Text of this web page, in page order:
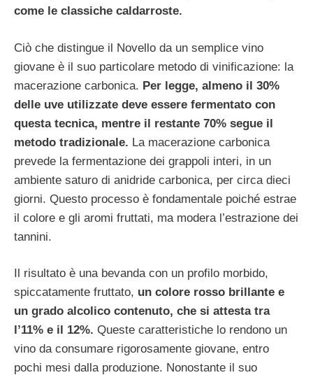
come le classiche caldarroste.
Ciò che distingue il Novello da un semplice vino
giovane è il suo particolare metodo di vinificazione: la
macerazione carbonica. Per legge, almeno il 30%
delle uve utilizzate deve essere fermentato con
questa tecnica, mentre il restante 70% segue il
metodo tradizionale. La macerazione carbonica
prevede la fermentazione dei grappoli interi, in un
ambiente saturo di anidride carbonica, per circa dieci
giorni. Questo processo è fondamentale poiché estrae
il colore e gli aromi fruttati, ma modera l’estrazione dei
tannini.
Il risultato è una bevanda con un profilo morbido,
spiccatamente fruttato, un colore rosso brillante e
un grado alcolico contenuto, che si attesta tra
l’11% e il 12%. Queste caratteristiche lo rendono un
vino da consumare rigorosamente giovane, entro
pochi mesi dalla produzione. Nonostante il suo